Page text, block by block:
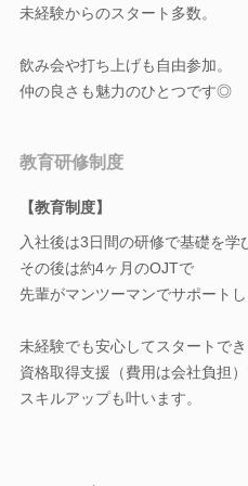
未経験からのスタート多数。
飲み会や打ち上げも自由参加。
仲の良さも魅力のひとつです◎
教育研修制度
【教育制度】
入社後は3日間の研修で基礎を学
その後は約4ヶ月のOJTで
先輩がマンツーマンでサポートし
未経験でも安心してスタートでき
資格取得支援（費用は会社負担
スキルアップも叶います。